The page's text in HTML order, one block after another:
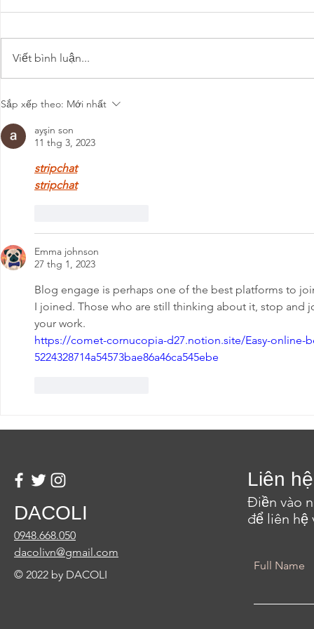
Những mẫu cầu thang
nào uy tín?
Viết bình luận...
Sắp xếp theo: Mới nhất
ayşin son
11 thg 3, 2023
stripchat
stripchat
Emma johnson
27 thg 1, 2023
Blog engage is perhaps one of the best platforms to
I joined. Those who are still thinking about it, stop
your work.
https://comet-cornucopia-d27.notion.site/Easy-online-
5224328714a54573bae86a46ca545ebe
DACOLI
0948.668.050
dacolivn@gmail.com
© 2022 by DACOLI
Liên hệ
Điền vào
để liên
Full Name